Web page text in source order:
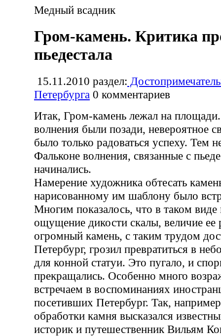
Медный всадник
Гром-камень. Критика
пьедестала
15.11.2010 раздел:
Петербурга 0 комментариев
Итак, Гром-камень лежал на площади.
волнения были позади, невероятное
было только радоваться успеху. Тем
Фальконе волнения, связанные с
начинались.
Намерение художника обтесать
нарисованному им шаблону было
Многим показалось, что в таком виде
ощущение дикости скалы, величие ее
огромный камень, с таким трудом
Петербург, грозил превратиться в
для конной статуи. Это пугало, и
прекращались. Особенно много
встречаем в воспоминаниях
посетивших Петербург. Так,
обработки камня высказался
историк и путешественник Вильям